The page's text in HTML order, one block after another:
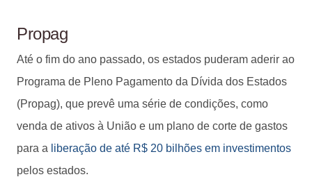
Propag
Até o fim do ano passado, os estados puderam aderir ao
Programa de Pleno Pagamento da Dívida dos Estados
(Propag), que prevê uma série de condições, como
venda de ativos à União e um plano de corte de gastos
para a liberação de até R$ 20 bilhões em investimentos
pelos estados.